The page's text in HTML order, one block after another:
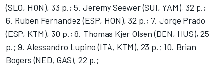
(SLO, HON), 33 p.; 5. Jeremy Seewer (SUI, YAM), 32 p.;
6. Ruben Fernandez (ESP, HON), 32 p.; 7. Jorge Prado
(ESP, KTM), 30 p.; 8. Thomas Kjer Olsen (DEN, HUS), 25
p.; 9. Alessandro Lupino (ITA, KTM), 23 p.; 10. Brian
Bogers (NED, GAS), 22 p.;